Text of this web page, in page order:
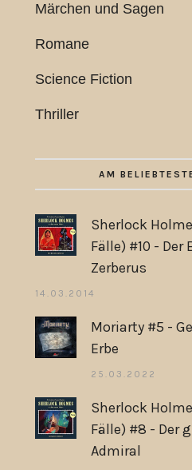
Märchen und Sagen
Romane
Science Fiction
Thriller
AM
Sherlock
Fälle) #10 - Der
Zerberus
14.03.2014
Moriarty #5 -
Erbe
25.03.2022
Sherlock
Fälle) #8 - Der
Admiral